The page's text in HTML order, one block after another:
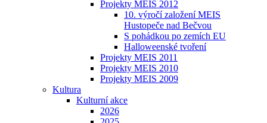
Projekty MEIS 2012
10. výročí založení MEIS
Hustopeče nad Bečvou
S pohádkou po zemích EU
Halloweenské tvoření
Projekty MEIS 2011
Projekty MEIS 2010
Projekty MEIS 2009
Kultura
Kulturní akce
2026